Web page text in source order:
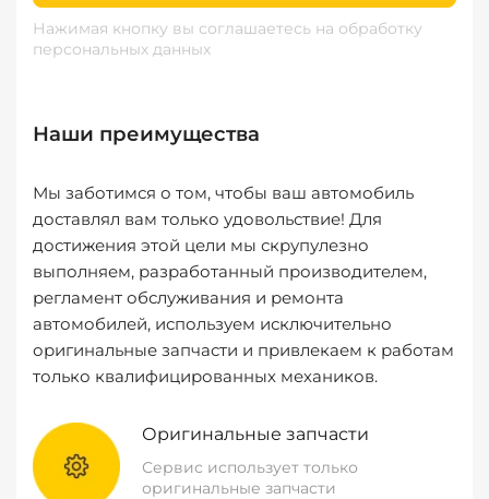
Нажимая кнопку вы соглашаетесь на обработку
персональных данных
Наши преимущества
Мы заботимся о том, чтобы ваш автомобиль
доставлял вам только удовольствие! Для
достижения этой цели мы скрупулезно
выполняем, разработанный производителем,
регламент обслуживания и ремонта
автомобилей, используем исключительно
оригинальные запчасти и привлекаем к работам
только квалифицированных механиков.
Оригинальные запчасти
Сервис использует только
оригинальные запчасти